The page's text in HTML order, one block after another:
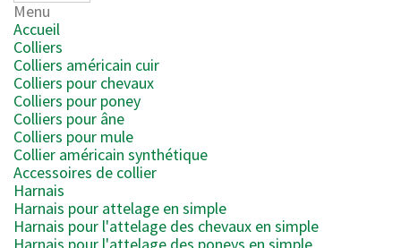
Menu
Accueil
Colliers
Colliers américain cuir
Colliers pour chevaux
Colliers pour poney
Colliers pour âne
Colliers pour mule
Collier américain synthétique
Accessoires de collier
Harnais
Harnais pour attelage en simple
Harnais pour l'attelage des chevaux en simple